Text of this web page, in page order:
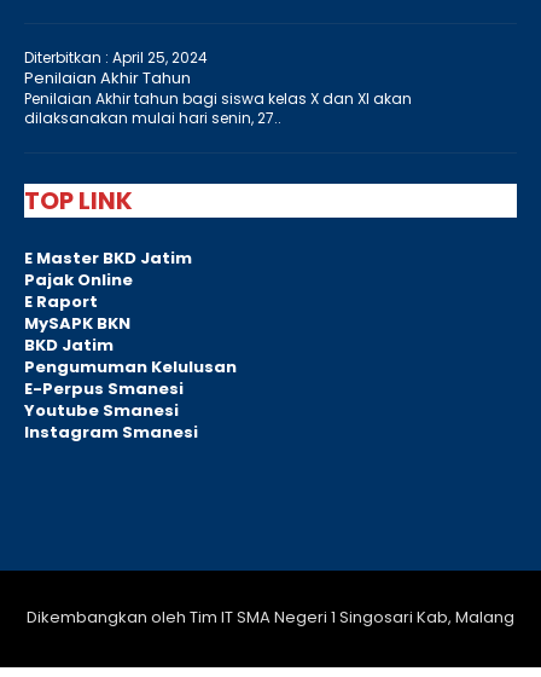
Diterbitkan : April 25, 2024
Penilaian Akhir Tahun
Penilaian Akhir tahun bagi siswa kelas X dan XI akan
dilaksanakan mulai hari senin, 27..
TOP LINK
E Master BKD Jatim
Pajak Online
E Raport
MySAPK BKN
BKD Jatim
Pengumuman Kelulusan
E-Perpus Smanesi
Youtube Smanesi
Instagram Smanesi
Dikembangkan oleh Tim IT SMA Negeri 1 Singosari Kab, Malang